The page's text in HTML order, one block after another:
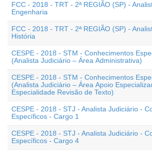
FCC - 2018 - TRT - 2ª REGIÃO (SP) -
Engenharia
FCC - 2018 - TRT - 2ª REGIÃO (SP) -
História
CESPE - 2018 - STM - Conhecimentos
(Analista Judiciário – Área Administrativa)
CESPE - 2018 - STM - Conhecimentos
(Analista Judiciário – Área Apoio
Especialidade Revisão de Texto)
CESPE - 2018 - STJ - Analista Judiciário -
Específicos - Cargo 1
CESPE - 2018 - STJ - Analista Judiciário -
Específicos - Cargo 4